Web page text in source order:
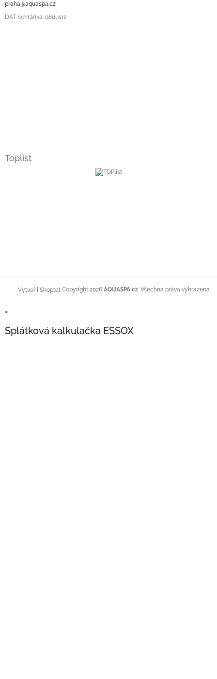
praha@aquaspa.cz
DAT. schránka: q8uusrs
Toplist
Vytvořil Shoptet Copyright 2026 AQUASPA.cz. Všechna práva vyhrazena.
×
Splátková kalkulačka ESSOX